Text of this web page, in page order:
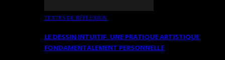
TEXTES DE RÉFLEXION
LE DESSIN INTUITIF. UNE PRATIQUE ARTISTIQUE
FONDAMENTALEMENT PERSONNELLE